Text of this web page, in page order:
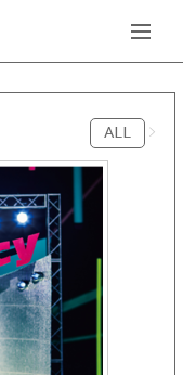
ALL